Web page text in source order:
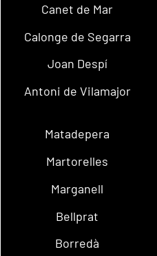
Canet de Mar
Calonge de Segarra
Joan Despí
Antoni de Vilamajor
Matadepera
Martorelles
Marganell
Bellprat
Borredà